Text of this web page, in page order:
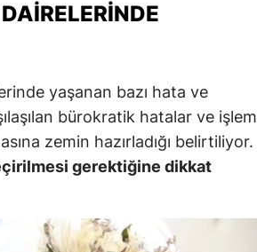
yaşanan bazı hata ve
bürokratik hatalar ve işlem
zemin hazırladığı belirtiliyor.
gerektiğine dikkat